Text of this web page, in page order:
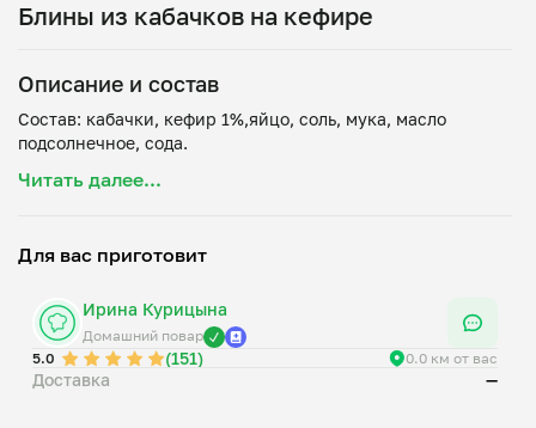
Блины из кабачков на кефире
Описание и состав
Состав: кабачки, кефир 1%,яйцо, соль, мука, масло
Читать далее...
Для вас приготовит
Ирина Курицына
Домашний повар
5.0
(151) 0.0 км от вас
Доставка —